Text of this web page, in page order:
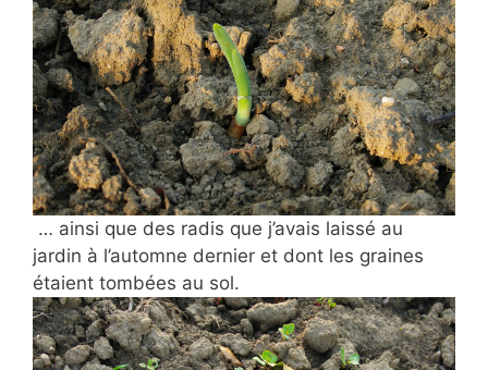
… ainsi que des radis que j’avais laissé au
jardin à l’automne dernier et dont les graines
étaient tombées au sol.